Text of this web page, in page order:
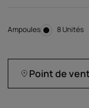
Ampoules Ampoules
8 Unités
Point de